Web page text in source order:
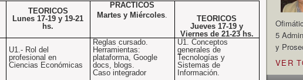
TEORICOS
Lunes 17-19 y 19-21
hs.
PRACTICOS
Martes y Miércoles.
TEORICOS
Jueves 17-19 y
Viernes de 21-23 hs.
U1.- Rol del
profesional en
Ciencias Económicas
Reglas cursado.
Herramientas:
plataforma, Google
docs, blogs.
Caso integrador
U1. Conceptos
generales de
Tecnologías y
Sistemas de
Información.
5
y
VER